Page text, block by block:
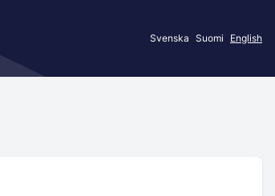
Svenska Suomi English